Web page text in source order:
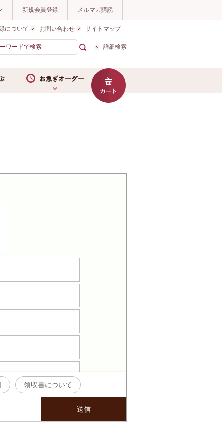
新規会員登録 メルマガ購読
について お問い合わせ
サイトマップ
詳細検索